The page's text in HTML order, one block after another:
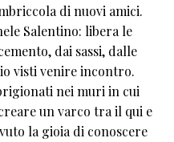
di nuovi amici.
Salentino: libera le
dai sassi, dalle
visti venire incontro.
nei muri in cui
un varco tra il qui e
la gioia di conoscere